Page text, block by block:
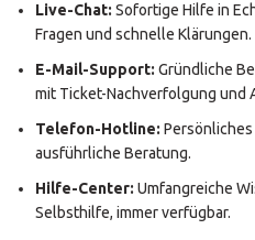
Live-Chat: Sofortige Hilfe in
Fragen und schnelle Klärungen.
E-Mail-Support: Gründliche
mit Ticket-Nachverfolgung und
Telefon-Hotline:
ausführliche Beratung.
Hilfe-Center: Umfangreiche
Selbsthilfe, immer verfügbar.